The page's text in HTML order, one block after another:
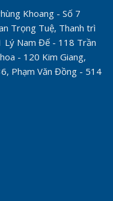
Khoang - Số 7
Trọng Tuệ, Thanh trì
Lý Nam Đế - 118 Trần
- 120 Kim Giang,
Phạm Văn Đồng - 514